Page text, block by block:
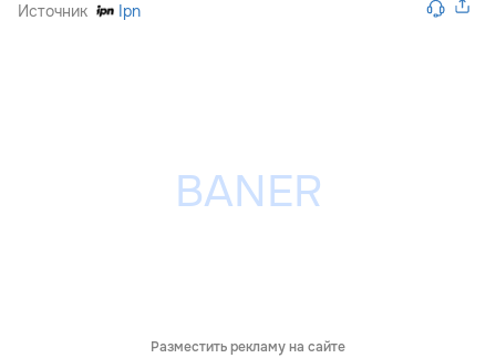
Источник Ipn
Разместить рекламу на сайте